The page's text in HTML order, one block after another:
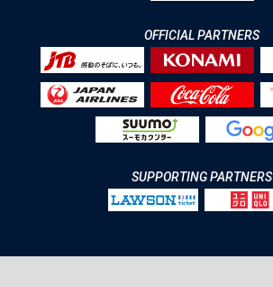
OFFICIAL PARTNERS
SUPPORTING PARTNERS